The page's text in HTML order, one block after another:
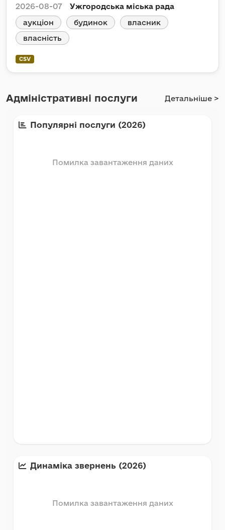
2026-08-07
Ужгородська міська рада
аукціон
будинок
власник
власність
CSV
Адміністративні послуги Детальніше >
Популярні послуги (2026)
Помилка завантаження даних
Динаміка звернень (2026)
Помилка завантаження даних